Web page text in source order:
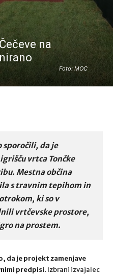
Foto: MOC
na
sporočili, da je
vrtca Tončke
Mestna občina
s travnim tepihom in
ki so v
vrtčevske prostore,
na prostem.
da je projekt zamenjave
predpisi. Izbrani izvajalec